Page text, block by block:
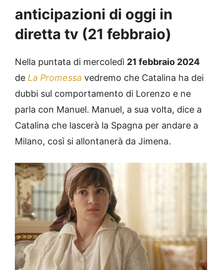
anticipazioni di oggi in
diretta tv (21 febbraio)
Nella puntata di mercoledì 21 febbraio 2024
de La Promessa vedremo che Catalina ha dei
dubbi sul comportamento di Lorenzo e ne
parla con Manuel. Manuel, a sua volta, dice a
Catalina che lascerà la Spagna per andare a
Milano, così si allontanerà da Jimena.